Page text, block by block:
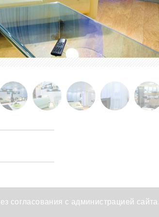
согласования с администрацией